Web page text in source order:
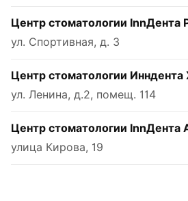
Центр стоматологии InnДента
ул. Спортивная, д. 3
Центр стоматологии Инндента
ул. Ленина, д.2, помещ. 114
Центр стоматологии InnДента
улица Кирова, 19